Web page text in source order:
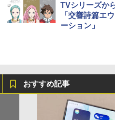
TVシリーズか
「交響詩篇エ
ーション」
おすすめ記事